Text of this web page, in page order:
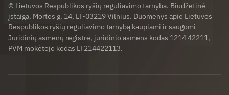
© Lietuvos Respublikos ryšių reguliavimo tarnyba. Biudžetinė
įstaiga. Mortos g. 14, LT-03219 Vilnius. Duomenys apie Lietuvos
Respublikos ryšių reguliavimo tarnybą kaupiami ir saugomi
Juridinių asmenų registre, juridinio asmens kodas 1214 42211,
PVM mokėtojo kodas LT214422113.